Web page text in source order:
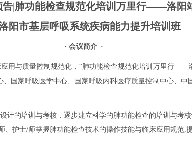
告|肺功能检查规范化培训万里行——洛阳
阳市基层呼吸系统疾病能力提升培训班
· 会议简介 ·
用与质量控制规范化，“肺功能检查规范化培训万里行——
国家呼吸医学中心、国家呼吸内科医疗质量控制中心、
计的培训与考核，逐步建立科学的肺功能检查的培训与考
护士/师掌握肺功能检查技术的操作技能与临床应用规范,